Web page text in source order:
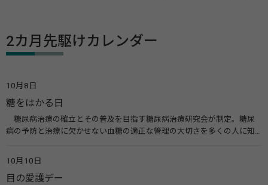
2カ月先駆けカレンダー
10月8日
糖をはかる日
糖尿病治療の確立とその普及を目指す糖尿病治療研究会が制定。糖尿
病の予防と治療に欠かせない血糖の適正な管理の大切さを多くの人に知
療研究会） 糖尿病ネットワーク
10月10日
目の愛護デー